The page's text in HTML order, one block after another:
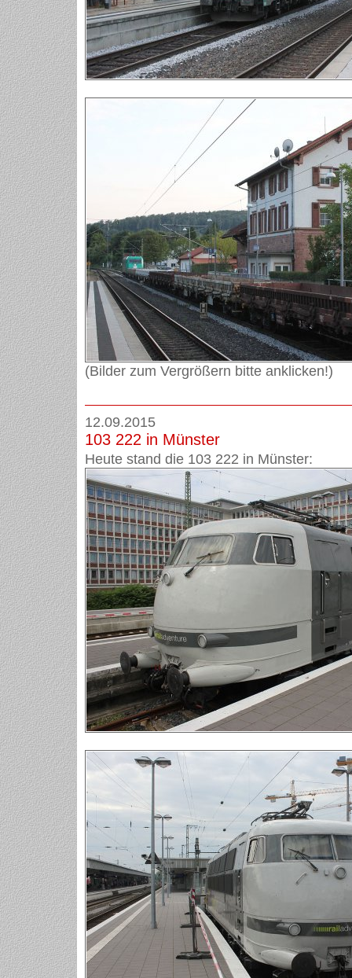
(Bilder zum Vergrößern bitte anklicken!)
12.09.2015
103 222 in Münster
Heute stand die 103 222 in Münster: